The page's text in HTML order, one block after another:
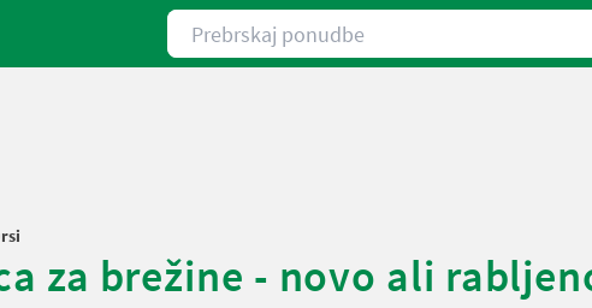
Prebrskaj ponudbe
za brežine - novo ali